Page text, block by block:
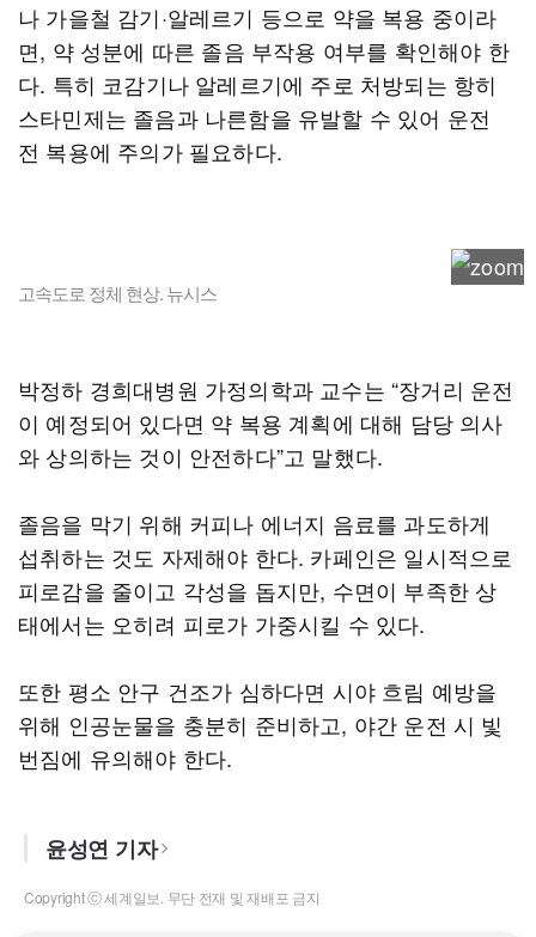
나 가을철 감기·알레르기 등으로 약을 복용 중이라
면, 약 성분에 따른 졸음 부작용 여부를 확인해야 한
다. 특히 코감기나 알레르기에 주로 처방되는 항히
스타민제는 졸음과 나른함을 유발할 수 있어 운전
전 복용에 주의가 필요하다.
고속도로 정체 현상. 뉴시스
박정하 경희대병원 가정의학과 교수는 “장거리 운전
이 예정되어 있다면 약 복용 계획에 대해 담당 의사
와 상의하는 것이 안전하다”고 말했다.
졸음을 막기 위해 커피나 에너지 음료를 과도하게
섭취하는 것도 자제해야 한다. 카페인은 일시적으로
피로감을 줄이고 각성을 돕지만, 수면이 부족한 상
태에서는 오히려 피로가 가중시킬 수 있다.
또한 평소 안구 건조가 심하다면 시야 흐림 예방을
위해 인공눈물을 충분히 준비하고, 야간 운전 시 빛
번짐에 유의해야 한다.
윤성연 기자
Copyright ⓒ 세계일보. 무단 전재 및 재배포 금지